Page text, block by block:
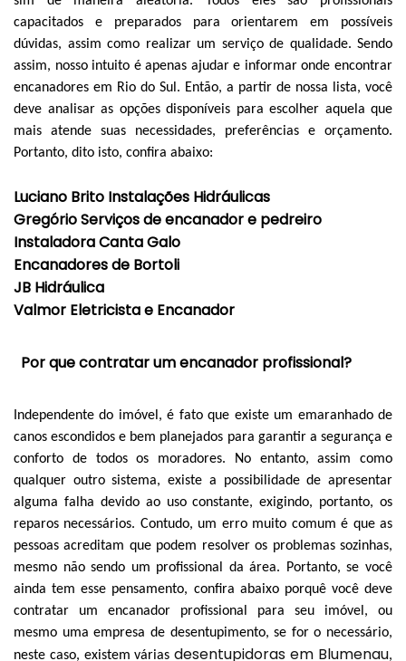
capacitados e preparados para orientarem em possíveis
dúvidas, assim como realizar um serviço de qualidade. Sendo
assim, nosso intuito é apenas ajudar e informar onde encontrar
encanadores em Rio do Sul. Então, a partir de nossa lista, você
deve analisar as opções disponíveis para escolher aquela que
mais atende suas necessidades, preferências e orçamento.
Portanto, dito isto, confira abaixo:
Luciano Brito Instalações Hidráulicas
Gregório Serviços de encanador e pedreiro
Instaladora Canta Galo
Encanadores de Bortoli
JB Hidráulica
Valmor Eletricista e Encanador
Por que contratar um encanador profissional?
Independente do imóvel, é fato que existe um emaranhado de
canos escondidos e bem planejados para garantir a segurança e
conforto de todos os moradores. No entanto, assim como
qualquer outro sistema, existe a possibilidade de apresentar
alguma falha devido ao uso constante, exigindo, portanto, os
reparos necessários. Contudo, um erro muito comum é que as
pessoas acreditam que podem resolver os problemas sozinhas,
mesmo não sendo um profissional da área. Portanto, se você
ainda tem esse pensamento, confira abaixo porquê você deve
contratar um encanador profissional para seu imóvel, ou
mesmo uma empresa de desentupimento, se for o necessário,
neste caso, existem váriasdesentupidoras em Blumenau,